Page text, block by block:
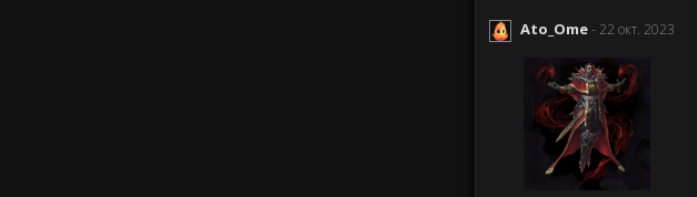
Ato_Ome- 22 окт. 2023